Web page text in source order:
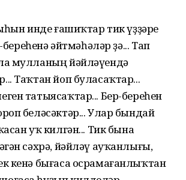
инде ғашиҡтар тик үҙҙәре
береһенә әйтмәһәләр ҙә... Тап
мулланың йәйләүендә
Таҡтан йоп буласаҡтар...
татыясаҡтар... Бер-береһен
беләсәктәр... Улар бындай
уҡ килгән... Тик бына
сәхрә, йәйләү ауҡанлығы,
кенә бығаса осрамағанлыҡтан